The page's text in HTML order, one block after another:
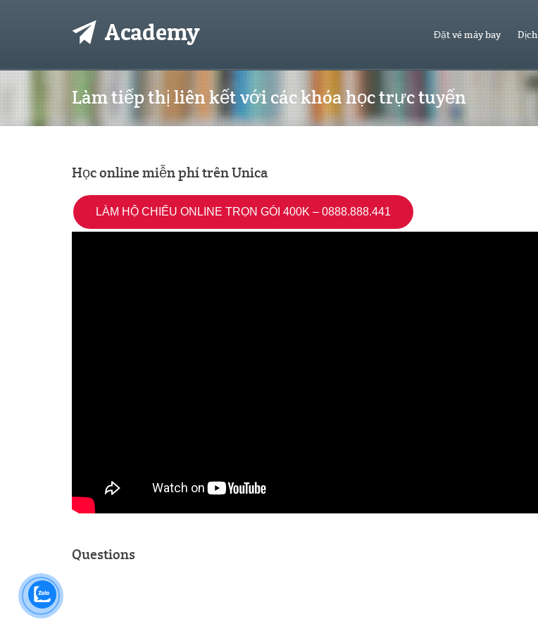
Đặt vé máy bay
Làm tiếp thị liên kết với các khóa học trực tuyến
Học online miễn phí trên Unica
LÀM HỘ CHIẾU ONLINE TRỌN GÓI 400K – 0888.888.441
Questions